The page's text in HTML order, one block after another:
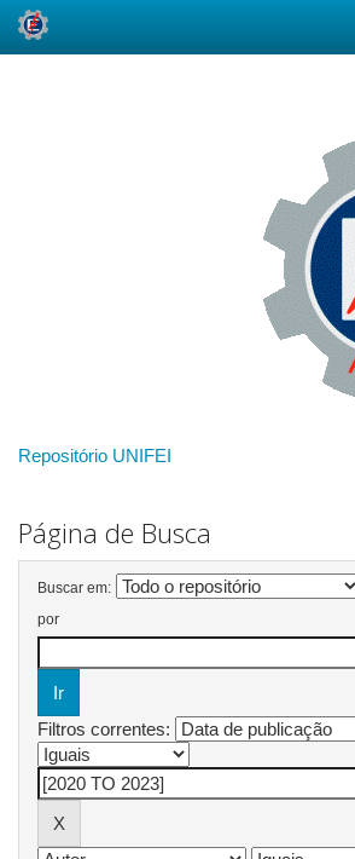
Repositório UNIFEI
Página de Busca
Buscar em:
por
Filtros correntes: